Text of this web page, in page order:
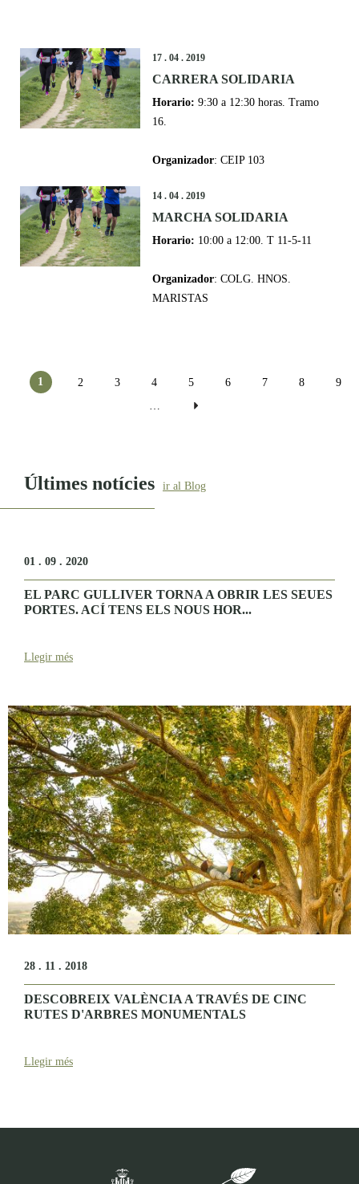
17 . 04 . 2019
CARRERA SOLIDARIA
Horario: 9:30 a 12:30 horas. Tramo
16.
Organizador: CEIP 103
14 . 04 . 2019
MARCHA SOLIDARIA
Horario: 10:00 a 12:00. T 11-5-11
Organizador: COLG. HNOS.
MARISTAS
1 2 3 4 5 6 7 8
9
Últimes notícies ir al Blog
01 . 09 . 2020
EL PARC GULLIVER TORNA A OBRIR LES SEUES
PORTES. ACÍ TENS ELS NOUS HOR...
Llegir més
28 . 11 . 2018
DESCOBREIX VALÈNCIA A TRAVÉS DE CINC
RUTES D'ARBRES MONUMENTALS
Llegir més